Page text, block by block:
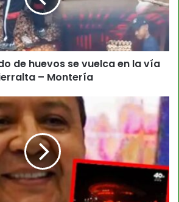
de huevos se vuelca en la vía
– Montería